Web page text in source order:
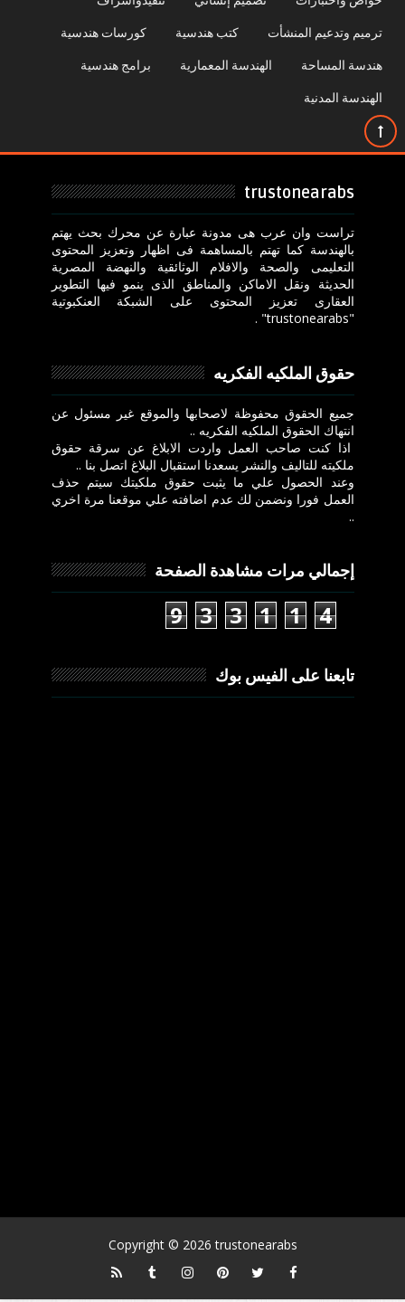
ترميم وتدعيم المنشأت كتب هندسية كورسات هندسية
هندسة المساحة الهندسة المعمارية برامج هندسية
الهندسة المدنية
trustonearabs
تراست وان عرب هى مدونة عبارة عن محرك بحث يهتم
بالهندسة كما تهتم بالمساهمة فى اظهار وتعزيز المحتوى
التعليمى والصحة والافلام الوثائقية والنهضة المصرية
الحديثة ونقل الاماكن والمناطق الذى ينمو فيها التطوير
العقارى تعزيز المحتوى على الشبكة العنكبوتية
"trustonearabs" .
حقوق الملكيه الفكريه
جميع الحقوق محفوظة لاصحابها والموقع غير مسئول عن
انتهاك الحقوق الملكيه الفكريه ..
اذا كنت صاحب العمل واردت الابلاغ عن سرقة حقوق
ملكيته للتاليف والنشر يسعدنا استقبال البلاغ اتصل بنا ..
وعند الحصول علي ما يثبت حقوق ملكيتك سيتم حذف
العمل فورا ونضمن لك عدم اضافته علي موقعنا مرة اخري
..
إجمالي مرات مشاهدة الصفحة
9 3 3 1 1 4
تابعنا على الفيس بوك
Copyright © 2026trustonearabs